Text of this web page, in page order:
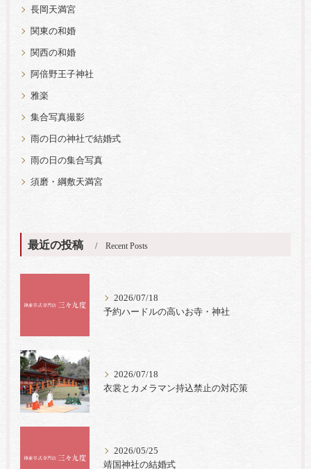
長岡天満宮
関東の和婚
関西の和婚
阿倍野王子神社
雅楽
集合写真撮影
雨の日の神社で結婚式
雨の日の集合写真
須磨・綱敷天満宮
最近の投稿 Recent Posts
2026/07/18
予約ハードルの高いお寺・神社
2026/07/18
衣裳とカメラマン持込禁止の対応策
2026/05/25
靖国神社の結婚式